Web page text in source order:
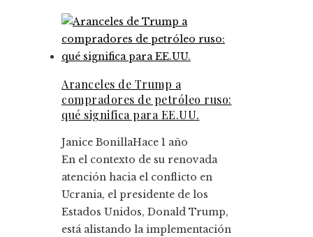
Aranceles de Trump a
compradores de petróleo ruso:
qué significa para EE.UU.
Janice BonillaHace 1 año
En el contexto de su renovada
atención hacia el conflicto en
Ucrania, el presidente de los
Estados Unidos, Donald Trump,
está alistando la implementación